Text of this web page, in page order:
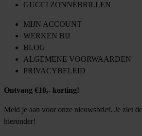
GUCCI ZONNEBRILLEN
MIJN ACCOUNT
WERKEN BIJ
BLOG
ALGEMENE VOORWAARDEN
PRIVACYBELEID
Ontvang €10,- korting!
Meld je aan voor onze nieuwsbrief. Je ziet
hieronder!